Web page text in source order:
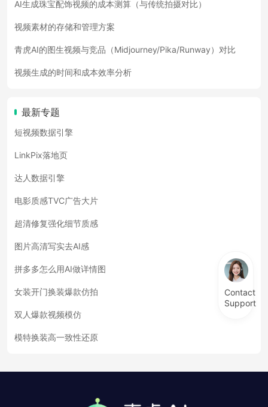
AI生成珠宝配饰视频的成本测算（与传统拍摄对比）
视频素材的存储和管理方案
青虎AI的图生视频与竞品（Midjourney/Pika/Runway）对比
视频生成的时间和成本效率分析
最新专题
短视频数据引擎
LinkPix落地页
达人数据引擎
电影质感TVC广告大片
超清修复强化细节质感
图片高清写实去AI感
拼多多怎么用AI做详情图
女装开门换装爆款仿拍
双人爆款视频模仿
模特换装高一致性还原
Contact
Support